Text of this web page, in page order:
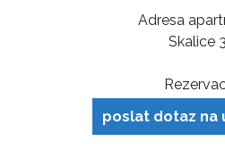
Adresa
Skalice
poslat dotaz na